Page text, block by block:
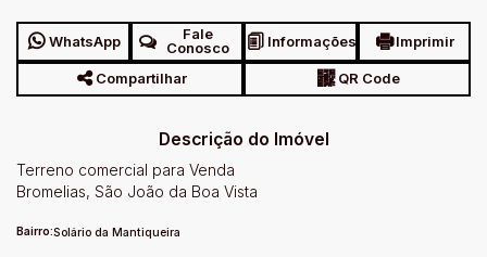
WhatsApp
Fale
Conosco
Informações Imprimir
Compartilhar QR Code
Descrição do Imóvel
Terreno comercial para Venda
Bromelias, São João da Boa Vista
Bairro:Solário da Mantiqueira